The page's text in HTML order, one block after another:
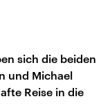
sich die beiden
und Michael
Reise in die